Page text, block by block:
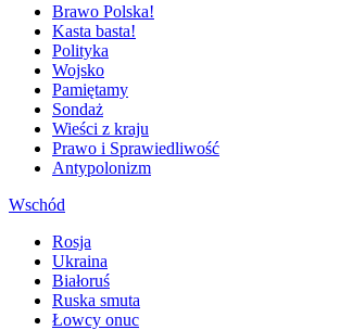
Brawo Polska!
Kasta basta!
Polityka
Wojsko
Pamiętamy
Sondaż
Wieści z kraju
Prawo i Sprawiedliwość
Antypolonizm
Wschód
Rosja
Ukraina
Białoruś
Ruska smuta
Łowcy onuc